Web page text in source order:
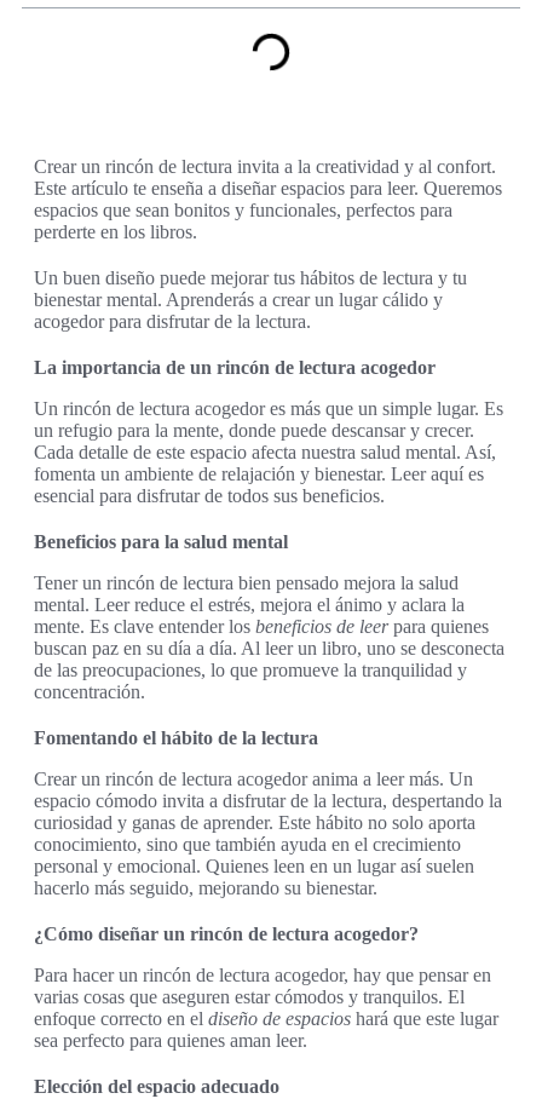
Crear un rincón de lectura invita a la creatividad y al confort.
Este artículo te enseña a diseñar espacios para leer. Queremos
espacios que sean bonitos y funcionales, perfectos para
perderte en los libros.
Un buen diseño puede mejorar tus hábitos de lectura y tu
bienestar mental. Aprenderás a crear un lugar cálido y
acogedor para disfrutar de la lectura.
La importancia de un rincón de lectura acogedor
Un rincón de lectura acogedor es más que un simple lugar. Es
un refugio para la mente, donde puede descansar y crecer.
Cada detalle de este espacio afecta nuestra salud mental. Así,
fomenta un ambiente de relajación y bienestar. Leer aquí es
esencial para disfrutar de todos sus beneficios.
Beneficios para la salud mental
Tener un rincón de lectura bien pensado mejora la salud
mental. Leer reduce el estrés, mejora el ánimo y aclara la
mente. Es clave entender los beneficios de leerpara quienes
buscan paz en su día a día. Al leer un libro, uno se desconecta
de las preocupaciones, lo que promueve la tranquilidad y
concentración.
Fomentando el hábito de la lectura
Crear un rincón de lectura acogedor anima a leer más. Un
espacio cómodo invita a disfrutar de la lectura, despertando la
curiosidad y ganas de aprender. Este hábito no solo aporta
conocimiento, sino que también ayuda en el crecimiento
personal y emocional. Quienes leen en un lugar así suelen
hacerlo más seguido, mejorando su bienestar.
¿Cómo diseñar un rincón de lectura acogedor?
Para hacer un rincón de lectura acogedor, hay que pensar en
varias cosas que aseguren estar cómodos y tranquilos. El
enfoque correcto en el diseño de espacios hará que este lugar
sea perfecto para quienes aman leer.
Elección del espacio adecuado